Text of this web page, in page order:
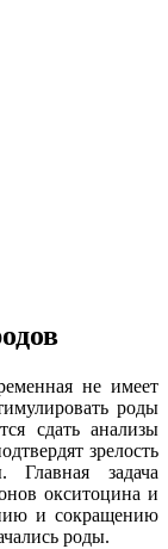
не имеет
роды
сдать анализы
зрелость
Главная задача
окситоцина и
и сокращению
роды.